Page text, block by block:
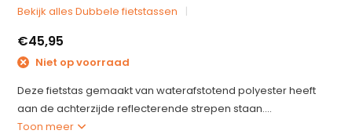
Bekijk alles Dubbele fietstassen
€45,95
Niet op voorraad
Deze fietstas gemaakt van waterafstotend polyester heeft
aan de achterzijde reflecterende strepen staan....
Toon meer